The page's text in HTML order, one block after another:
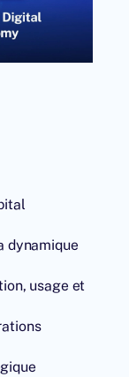
dynamique
usage et